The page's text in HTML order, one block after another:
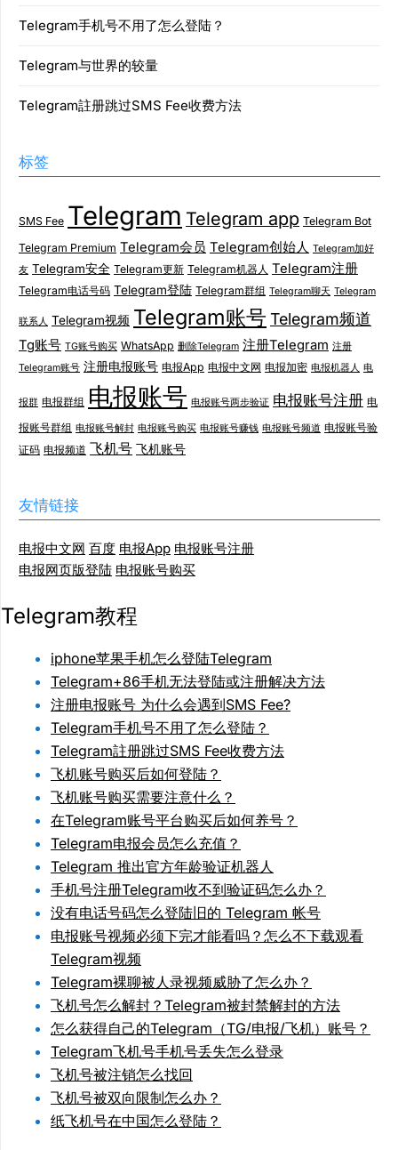
Telegram手机号不用了怎么登陆？
Telegram与世界的较量
Telegram註册跳过SMS Fee收费方法
标签
SMS Fee Telegram Telegram app Telegram Bot
Telegram Premium Telegram会员 Telegram创始人 Telegram加好
友 Telegram安全 Telegram更新 Telegram机器人 Telegram注册
Telegram电话号码 Telegram登陆 Telegram群组 Telegram聊天 Telegram
联系人 Telegram视频 Telegram账号 Telegram频道
Tg账号 TG账号购买 WhatsApp 删除Telegram 注册Telegram 注册
Telegram账号 注册电报账号 电报App 电报中文网 电报加密 电报机器人 电
报群 电报群组 电报账号 电报账号两步验证 电报账号注册 电
报账号群组 电报账号解封 电报账号购买 电报账号赚钱 电报账号频道 电报账号验
证码 电报频道 飞机号 飞机账号
友情链接
电报中文网 百度 电报App 电报账号注册
电报网页版登陆 电报账号购买
Telegram教程
iphone苹果手机怎么登陆Telegram
Telegram+86手机无法登陆或注册解决方法
注册电报账号 为什么会遇到SMS Fee?
Telegram手机号不用了怎么登陆？
Telegram註册跳过SMS Fee收费方法
飞机账号购买后如何登陆？
飞机账号购买需要注意什么？
在Telegram账号平台购买后如何养号？
Telegram电报会员怎么充值？
Telegram 推出官方年龄验证机器人
手机号注册Telegram收不到验证码怎么办？
没有电话号码怎么登陆旧的 Telegram 帐号
电报账号视频必须下完才能看吗？怎么不下载观看
Telegram视频
Telegram裸聊被人录视频威胁了怎么办？
飞机号怎么解封？Telegram被封禁解封的方法
怎么获得自己的Telegram（TG/电报/飞机）账号？
Telegram飞机号手机号丢失怎么登录
飞机号被注销怎么找回
飞机号被双向限制怎么办？
纸飞机号在中国怎么登陆？